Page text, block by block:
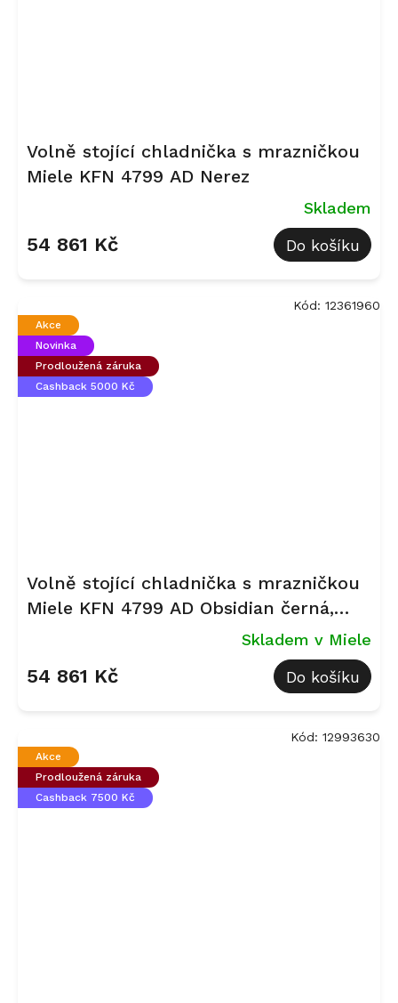
Volně stojící chladnička s mrazničkou
Miele KFN 4799 AD Nerez
Skladem
54 861 Kč Do košíku
Akce
Novinka
Prodloužená záruka
Cashback 5000 Kč
Volně stojící chladnička s mrazničkou
Miele KFN 4799 AD Obsidian černá,
Skladem v Miele
54 861 Kč Do košíku
Kód: 12361960
Akce
Prodloužená záruka
Cashback 7500 Kč
Kód: 12993630